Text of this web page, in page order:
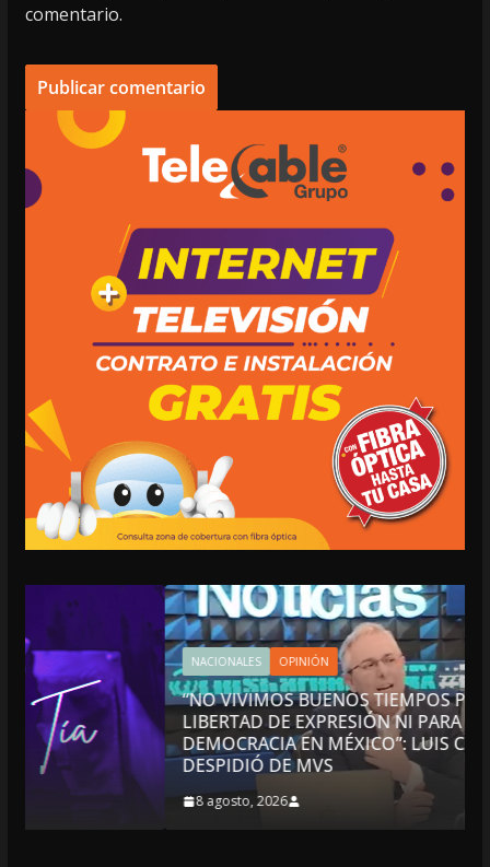
comentario.
NACIONALES OPINIÓN
“NO VIVIMOS BUENOS TIEMPOS PARA LA
LIBERTAD DE EXPRESIÓN NI PARA LA
DEMOCRACIA EN MÉXICO”: LUIS CÁRDENAS; SE
DESPIDIÓ DE MVS
8 agosto, 2026